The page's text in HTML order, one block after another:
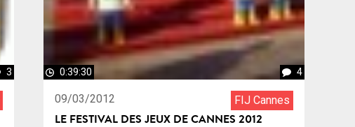
3 0:39:30 4
09/03/2012 FIJ Cannes
LE FESTIVAL DES JEUX DE CANNES 2012